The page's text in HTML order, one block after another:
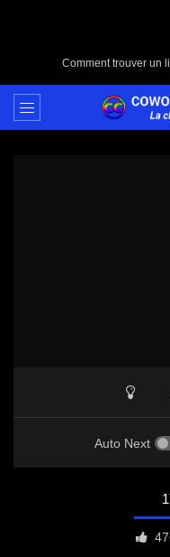
Auto Next